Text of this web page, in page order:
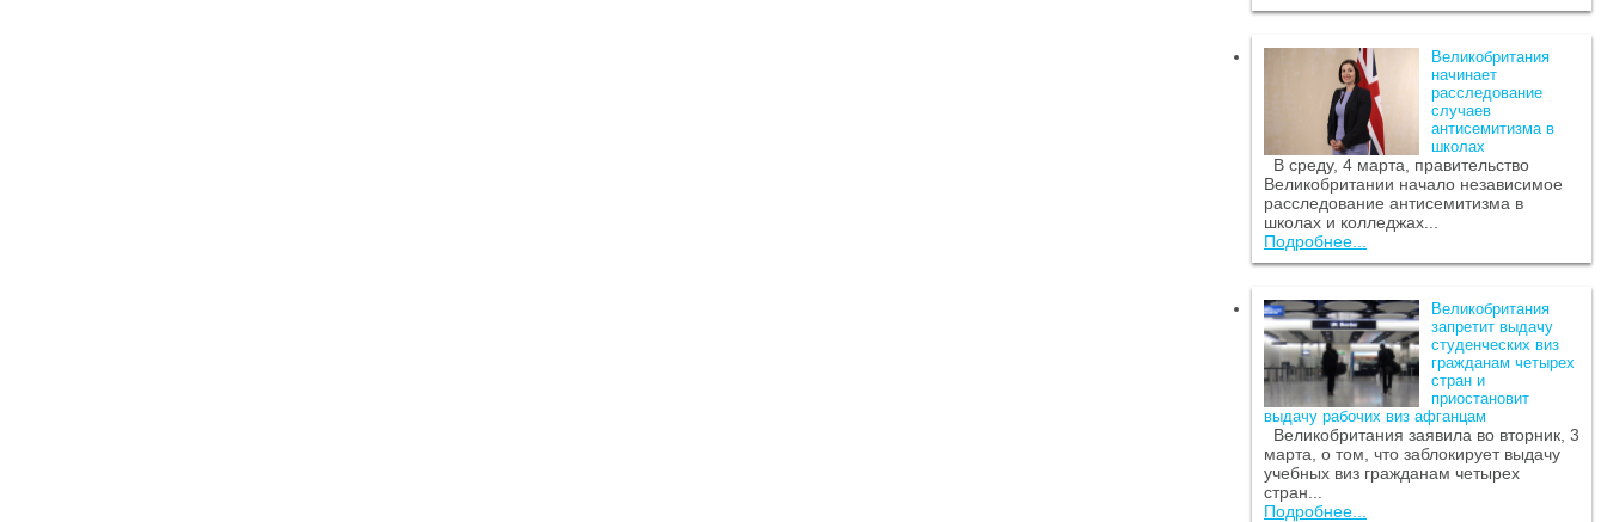
Великобритания
начинает
расследование
случаев
антисемитизма в
школах
В среду, 4 марта, правительство
Великобритании начало независимое
расследование антисемитизма в
школах и колледжах...
Подробнее...
Великобритания
запретит выдачу
студенческих виз
гражданам четырех
стран и
приостановит
выдачу рабочих виз афганцам
Великобритания заявила во вторник, 3
марта, о том, что заблокирует выдачу
учебных виз гражданам четырех
стран...
Подробнее...